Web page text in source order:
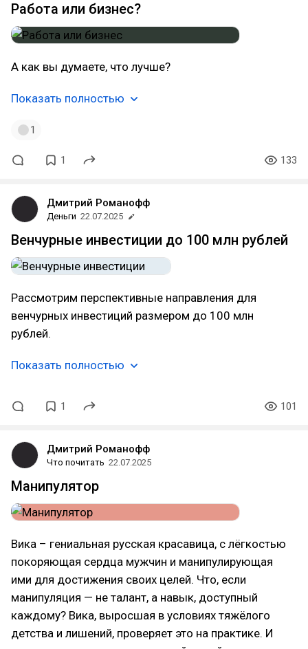
Работа или бизнес?
А как вы думаете, что лучше?
Показать полностью
1
1 133
Дмитрий Романофф
Деньги 22.07.2025
Венчурные инвестиции до 100 млн рублей
Рассмотрим перспективные направления для
венчурных инвестиций размером до 100 млн
рублей.
Показать полностью
1 101
Дмитрий Романофф
Что почитать 22.07.2025
Манипулятор
Вика – гениальная русская красавица, с лёгкостью
покоряющая сердца мужчин и манипулирующая
ими для достижения своих целей. Что, если
манипуляция — не талант, а навык, доступный
каждому? Вика, выросшая в условиях тяжёлого
детства и лишений, проверяет это на практике. И